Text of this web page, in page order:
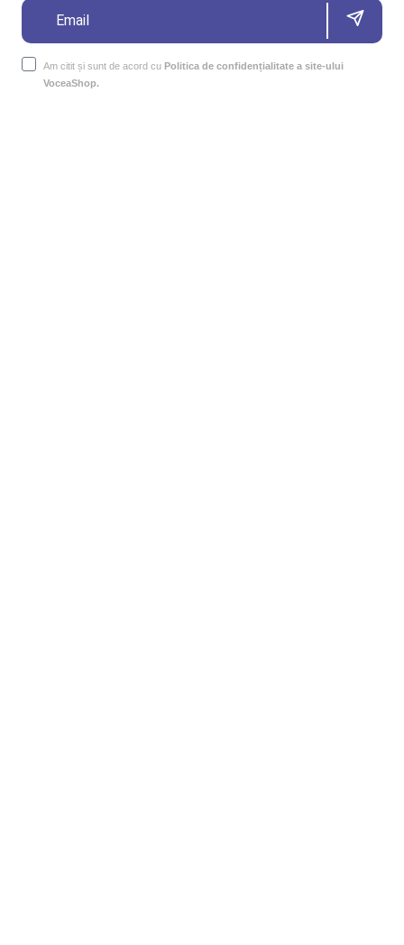
Am citit și sunt de acord cu Politica de confidențialitate a site-ului
VoceaShop.